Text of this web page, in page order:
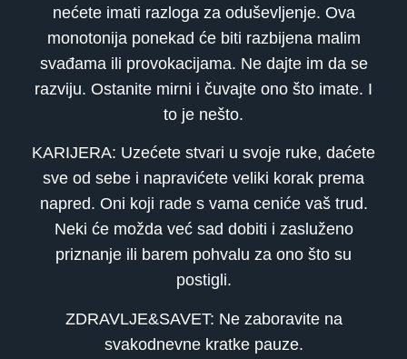
nećete imati razloga za oduševljenje. Ova
monotonija ponekad će biti razbijena malim
svađama ili provokacijama. Ne dajte im da se
razviju. Ostanite mirni i čuvajte ono što imate. I
to je nešto.
KARIJERA: Uzećete stvari u svoje ruke, daćete
sve od sebe i napravićete veliki korak prema
napred. Oni koji rade s vama ceniće vaš trud.
Neki će možda već sad dobiti i zasluženo
priznanje ili barem pohvalu za ono što su
postigli.
ZDRAVLJE&SAVET: Ne zaboravite na
svakodnevne kratke pauze.